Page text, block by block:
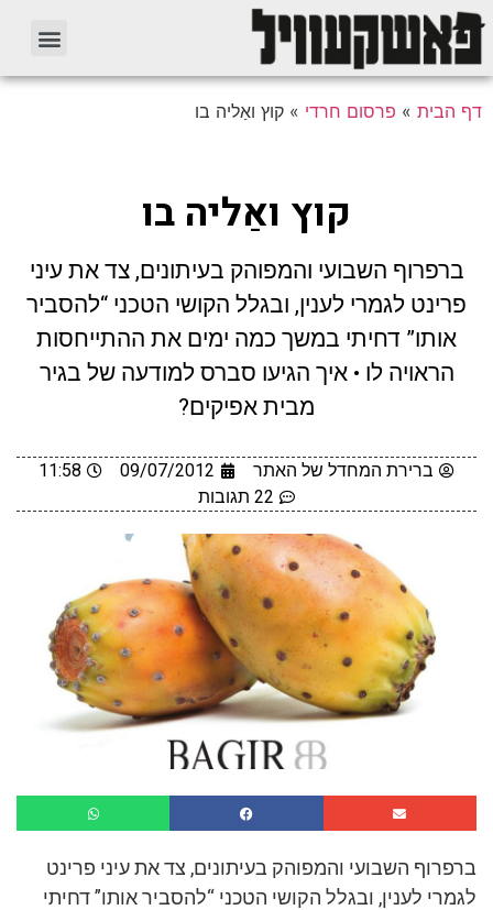
דף הבית » פרסום חרדי » קוץ ואַליה בו
קוץ ואַליה בו
ברפרוף השבועי והמפוהק בעיתונים, צד את עיני
פרינט לגמרי לענין, ובגלל הקושי הטכני “להסביר
אותו” דחיתי במשך כמה ימים את ההתייחסות
הראויה לו • איך הגיעו סברס למודעה של בגיר
מבית אפיקים?
ברירת המחדל של האתר 09/07/2012
11:58
22 תגובות
ברפרוף השבועי והמפוהק בעיתונים, צד את עיני פרינט
לגמרי לענין, ובגלל הקושי הטכני “להסביר אותו” דחיתי